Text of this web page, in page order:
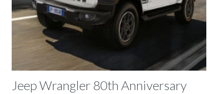
Jeep Wrangler 80th Anniversary